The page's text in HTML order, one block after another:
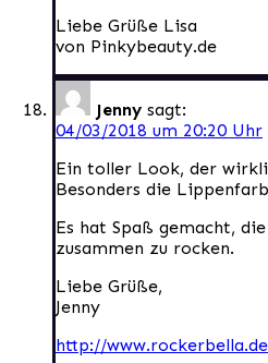
Liebe Grüße Lisa
von Pinkybeauty.de
Jenny sagt:
04/03/2018 um 20:20 Uhr
Ein toller Look, der
Besonders die
Es hat Spaß gemacht,
zusammen zu rocken.
Liebe Grüße,
Jenny
http://www.rockerbella.de